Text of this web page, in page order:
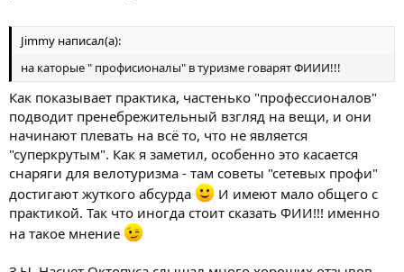
Jimmy написал(а):
на каторые " профисионалы" в туризме говарят ФИИИ!!!
Как показывает практика, частенько "профессионалов"
подводит пренебрежительный взгляд на вещи, и они
начинают плевать на всё то, что не является
"суперкрутым". Как я заметил, особенно это касается
снаряги для велотуризма - там советы "сетевых профи"
достигают жуткого абсурда
И имеют мало общего с
практикой. Так что иногда стоит сказать ФИИ!!! именно
на такое мнение